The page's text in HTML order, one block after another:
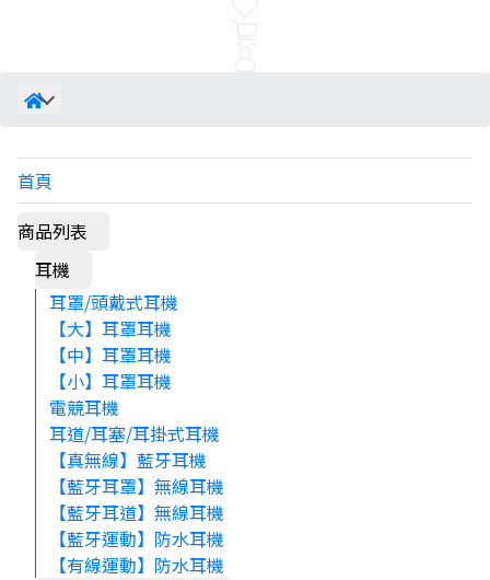
首頁
商品列表
耳機
耳罩/頭戴式耳機
【大】耳罩耳機
【中】耳罩耳機
【小】耳罩耳機
電競耳機
耳道/耳塞/耳掛式耳機
【真無線】藍牙耳機
【藍牙耳罩】無線耳機
【藍牙耳道】無線耳機
【藍牙運動】防水耳機
【有線運動】防水耳機